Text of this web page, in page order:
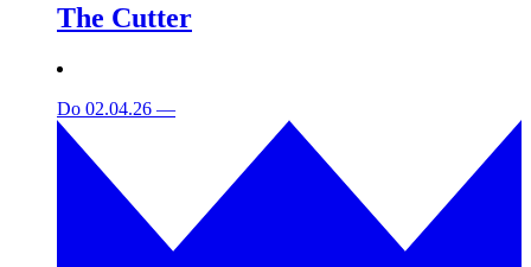
The Cutter
Do 02.04.26 —